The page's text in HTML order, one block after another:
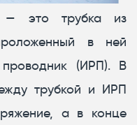
— это трубка из
в ней
проводник (ИРП). В
трубкой и ИРП
а в конце